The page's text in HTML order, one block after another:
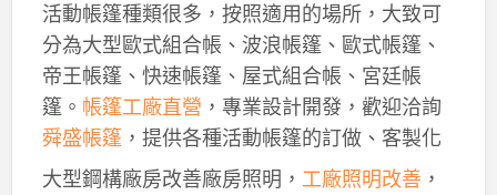
活動帳篷種類很多，按照適用的場所，大致可
分為大型歐式組合帳、波浪帳篷、歐式帳篷、
帝王帳篷、快速帳篷、屋式組合帳、宮廷帳
篷。 帳篷工廠直營 ，專業設計開發，歡迎洽詢
舜盛帳篷，提供各種活動帳篷的訂做、客製化
大型鋼構廠房改善廠房照明， 工廠照明改善，